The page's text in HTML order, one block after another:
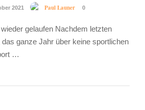
2021 Paul Launer 0
gelaufen Nachdem letzten
ganze Jahr über keine sportlichen
…